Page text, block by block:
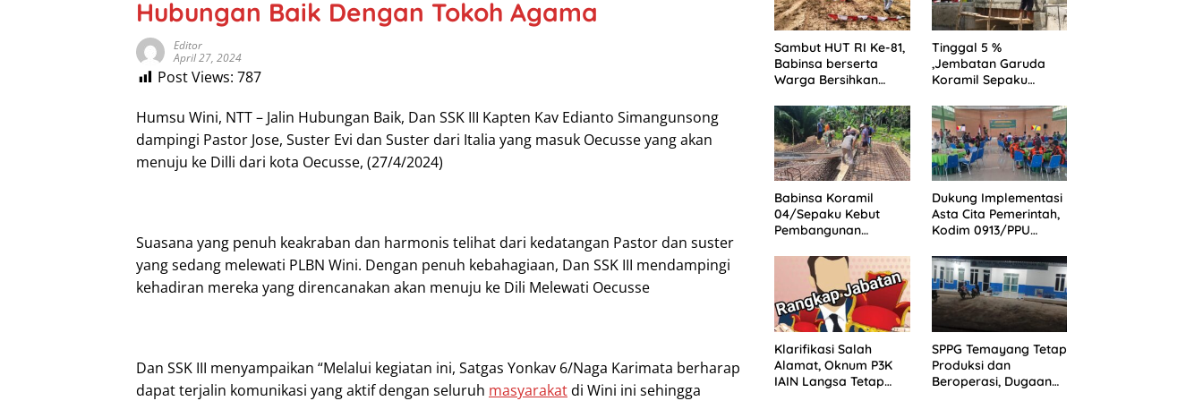
Hubungan Baik Dengan Tokoh Agama
Editor
April 27, 2024
Post Views: 787
Humsu Wini, NTT – Jalin Hubungan Baik, Dan SSK III Kapten Kav Edianto Simangunsong
dampingi Pastor Jose, Suster Evi dan Suster dari Italia yang masuk Oecusse yang akan
menuju ke Dilli dari kota Oecusse, (27/4/2024)
Suasana yang penuh keakraban dan harmonis telihat dari kedatangan Pastor dan suster
yang sedang melewati PLBN Wini. Dengan penuh kebahagiaan, Dan SSK III mendampingi
kehadiran mereka yang direncanakan akan menuju ke Dili Melewati Oecusse
Dan SSK III menyampaikan “Melalui kegiatan ini, Satgas Yonkav 6/Naga Karimata berharap
dapat terjalin komunikasi yang aktif dengan seluruh masyarakatdi Wini ini sehingga
Sambut HUT RI Ke-81,
Babinsa berserta
Warga Bersihkan
Tinggal 5 %
,Jembatan Garuda
Koramil Sepaku
dan Pemaluan Clear
Babinsa Koramil
04/Sepaku Kebut
Pembangunan
Penghubung Dua
Dukung Implementasi
Asta Cita Pemerintah,
Kodim 0913/PPU
Pembinaan Idiologi
Pancasila
Klarifikasi Salah
Alamat, Oknum P3K
IAIN Langsa Tetap
SPPG Temayang Tetap
Produksi dan
Beroperasi, Dugaan